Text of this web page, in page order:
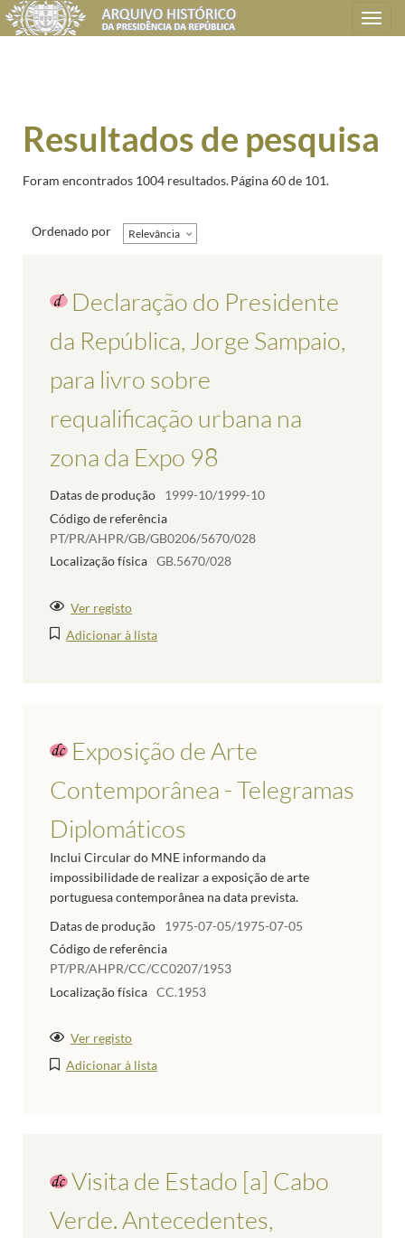
Toggle
navigation
Resultados de pesquisa
Foram encontrados 1004 resultados.Página 60 de 101.
Ordenado por Relevância
Declaração do Presidente
da República, Jorge Sampaio,
para livro sobre
requalificação urbana na
zona da Expo 98
Datas de produção
1999-10/1999-10
Código de referência
PT/PR/AHPR/GB/GB0206/5670/028
Localização física GB.5670/028
Ver registo
Adicionar à lista
Exposição de Arte
Contemporânea - Telegramas
Diplomáticos
Inclui Circular do MNE informando da
impossibilidade de realizar a exposição de arte
portuguesa contemporânea na data prevista.
Datas de produção
1975-07-05/1975-07-05
Código de referência
PT/PR/AHPR/CC/CC0207/1953
Localização física CC.1953
Ver registo
Adicionar à lista
Visita de Estado [a] Cabo
Verde. Antecedentes,